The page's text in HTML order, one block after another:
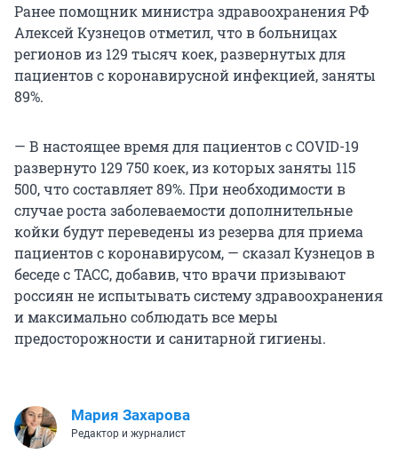
Ранее помощник министра здравоохранения РФ
Алексей Кузнецов отметил, что в больницах
регионов из 129 тысяч коек, развернутых для
пациентов с коронавирусной инфекцией, заняты
89%.
— В настоящее время для пациентов с COVID-19
развернуто 129 750 коек, из которых заняты 115
500, что составляет 89%. При необходимости в
случае роста заболеваемости дополнительные
койки будут переведены из резерва для приема
пациентов с коронавирусом, — сказал Кузнецов в
беседе с ТАСС, добавив, что врачи призывают
россиян не испытывать систему здравоохранения
и максимально соблюдать все меры
предосторожности и санитарной гигиены.
Мария Захарова
Редактор и журналист